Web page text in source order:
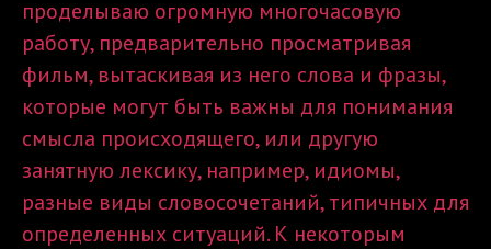
проделываю огромную многочасовую
работу, предварительно просматривая
фильм, вытаскивая из него слова и фразы,
которые могут быть важны для понимания
смысла происходящего, или другую
занятную лексику, например, идиомы,
разные виды словосочетаний, типичных для
определенных ситуаций. К некоторым